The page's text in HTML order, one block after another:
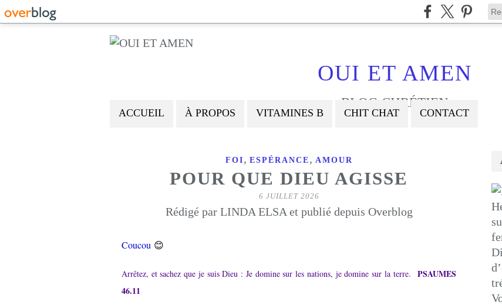
OUI ET AMEN
BLOG CHRÉTIEN
ACCUEIL À PROPOS VITAMINES B CHIT CHAT CONTACT
FOI , ESPÉRANCE , AMOUR
POUR QUE DIEU AGISSE
6 JUILLET 2026
Rédigé par LINDA ELSA et publié depuis Overblog
Coucou 😊
Arrêtez, et sachez que je suis Dieu : Je domine sur les nations, je domine sur la terre. PSAUMES
46.11